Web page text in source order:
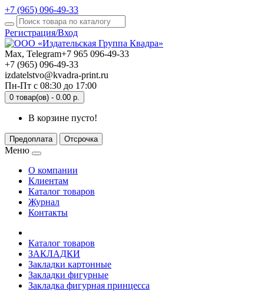
+7 (965) 096-49-33
Регистрация/Вход
Max, Telegram+7 965 096-49-33
+7 (965) 096-49-33
izdatelstvo@kvadra-print.ru
Пн-Пт с 08:30 до 17:00
0 товар(ов) - 0.00 р.
В корзине пусто!
Меню
О компании
Клиентам
Каталог товаров
Журнал
Контакты
Каталог товаров
ЗАКЛАДКИ
Закладки картонные
Закладки фигурные
Закладка фигурная принцесса